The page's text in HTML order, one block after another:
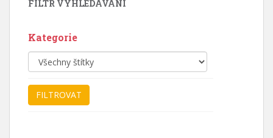
FILTR VYHLEDÁVÁNÍ
Kategorie